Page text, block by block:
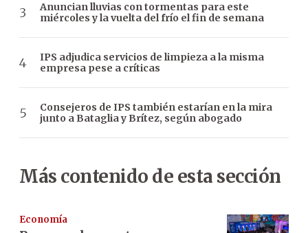
Anuncian lluvias con tormentas para este
miércoles y la vuelta del frío el fin de semana
IPS adjudica servicios de limpieza a la misma
empresa pese a críticas
Consejeros de IPS también estarían en la mira
junto a Bataglia y Brítez, según abogado
Más contenido de esta sección
Economía